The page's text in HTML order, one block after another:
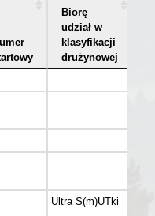
Biorę
udział w
klasyfikacji
drużynowej
Ultra S(m)UTki